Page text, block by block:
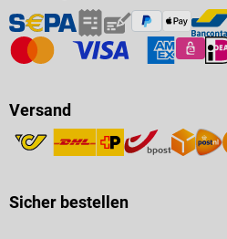
Versand
Sicher bestellen